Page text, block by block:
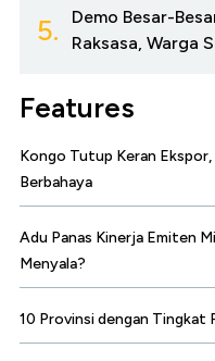
5.
Demo Besar-
Raksasa, Warga
Features
Kongo Tutup Keran
Berbahaya
Adu Panas Kinerja Emiten
Menyala?
10 Provinsi dengan Tingkat